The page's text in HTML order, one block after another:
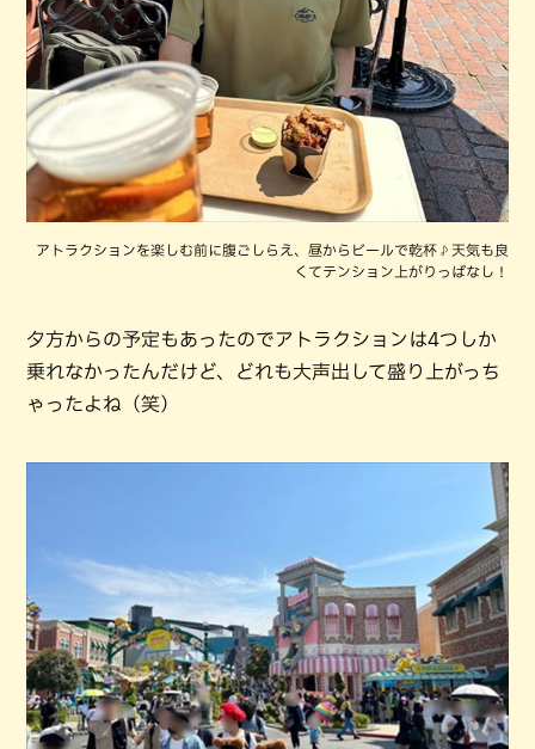
アトラクションを楽しむ前に腹ごしらえ、昼からビールで乾杯♪天気も良
くてテンション上がりっぱなし！
夕方からの予定もあったのでアトラクションは4つしか
乗れなかったんだけど、どれも大声出して盛り上がっち
ゃったよね（笑）